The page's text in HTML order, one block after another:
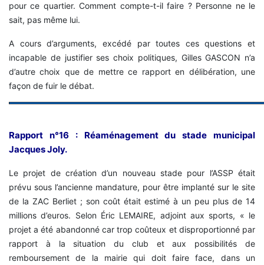
pour ce quartier. Comment compte-t-il faire ? Personne ne le
sait, pas même lui.
A cours d’arguments, excédé par toutes ces questions et
incapable de justifier ses choix politiques, Gilles GASCON n’a
d’autre choix que de mettre ce rapport en délibération, une
façon de fuir le débat.
Rapport n°16 : Réaménagement du stade municipal
Jacques Joly.
Le projet de création d’un nouveau stade pour l’ASSP était
prévu sous l’ancienne mandature, pour être implanté sur le site
de la ZAC Berliet ; son coût était estimé à un peu plus de 14
millions d’euros. Selon Éric LEMAIRE, adjoint aux sports, « le
projet a été abandonné car trop coûteux et disproportionné par
rapport à la situation du club et aux possibilités de
remboursement de la mairie qui doit faire face, dans un